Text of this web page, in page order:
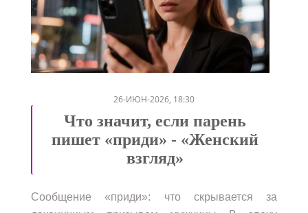
//////
26-ИЮН-2026, 18:30
Что значит, если парень
пишет «приди» - «Женский
взгляд»
Сообщение «приди»: что скрывается за